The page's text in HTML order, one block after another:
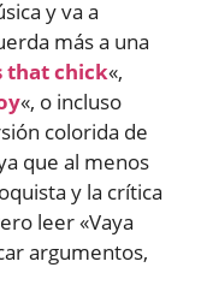
y va a
más a una
that chick«,
«, o incluso
colorida de
que al menos
y la crítica
leer «Vaya
argumentos,